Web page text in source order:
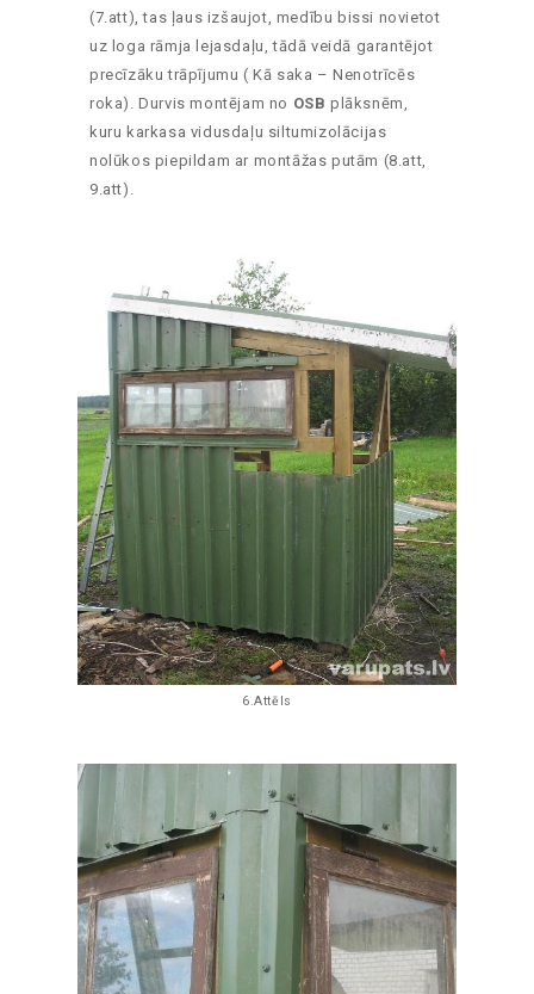
(7.att), tas ļaus izšaujot, medību bissi novietot
uz loga rāmja lejasdaļu, tādā veidā garantējot
precīzāku trāpījumu ( Kā saka – Nenotrīcēs
roka). Durvis montējam no OSB plāksnēm,
kuru karkasa vidusdaļu siltumizolācijas
nolūkos piepildam ar montāžas putām (8.att,
9.att).
6.Attēls